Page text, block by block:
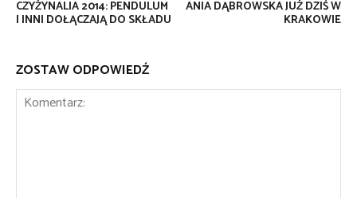
CZYŻYNALIA 2014: PENDULUM
I INNI DOŁĄCZAJĄ DO SKŁADU
ANIA DĄBROWSKA JUŻ DZIŚ W
KRAKOWIE
ZOSTAW ODPOWIEDŹ